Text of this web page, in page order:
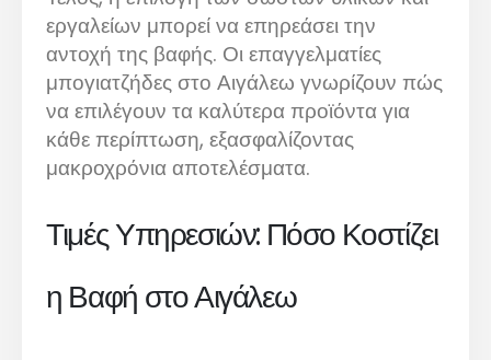
εργαλείων μπορεί να επηρεάσει την
αντοχή της βαφής. Οι επαγγελματίες
μπογιατζήδες στο Αιγάλεω γνωρίζουν πώς
να επιλέγουν τα καλύτερα προϊόντα για
κάθε περίπτωση, εξασφαλίζοντας
μακροχρόνια αποτελέσματα.
Τιμές Υπηρεσιών: Πόσο Κοστίζει
η Βαφή στο Αιγάλεω